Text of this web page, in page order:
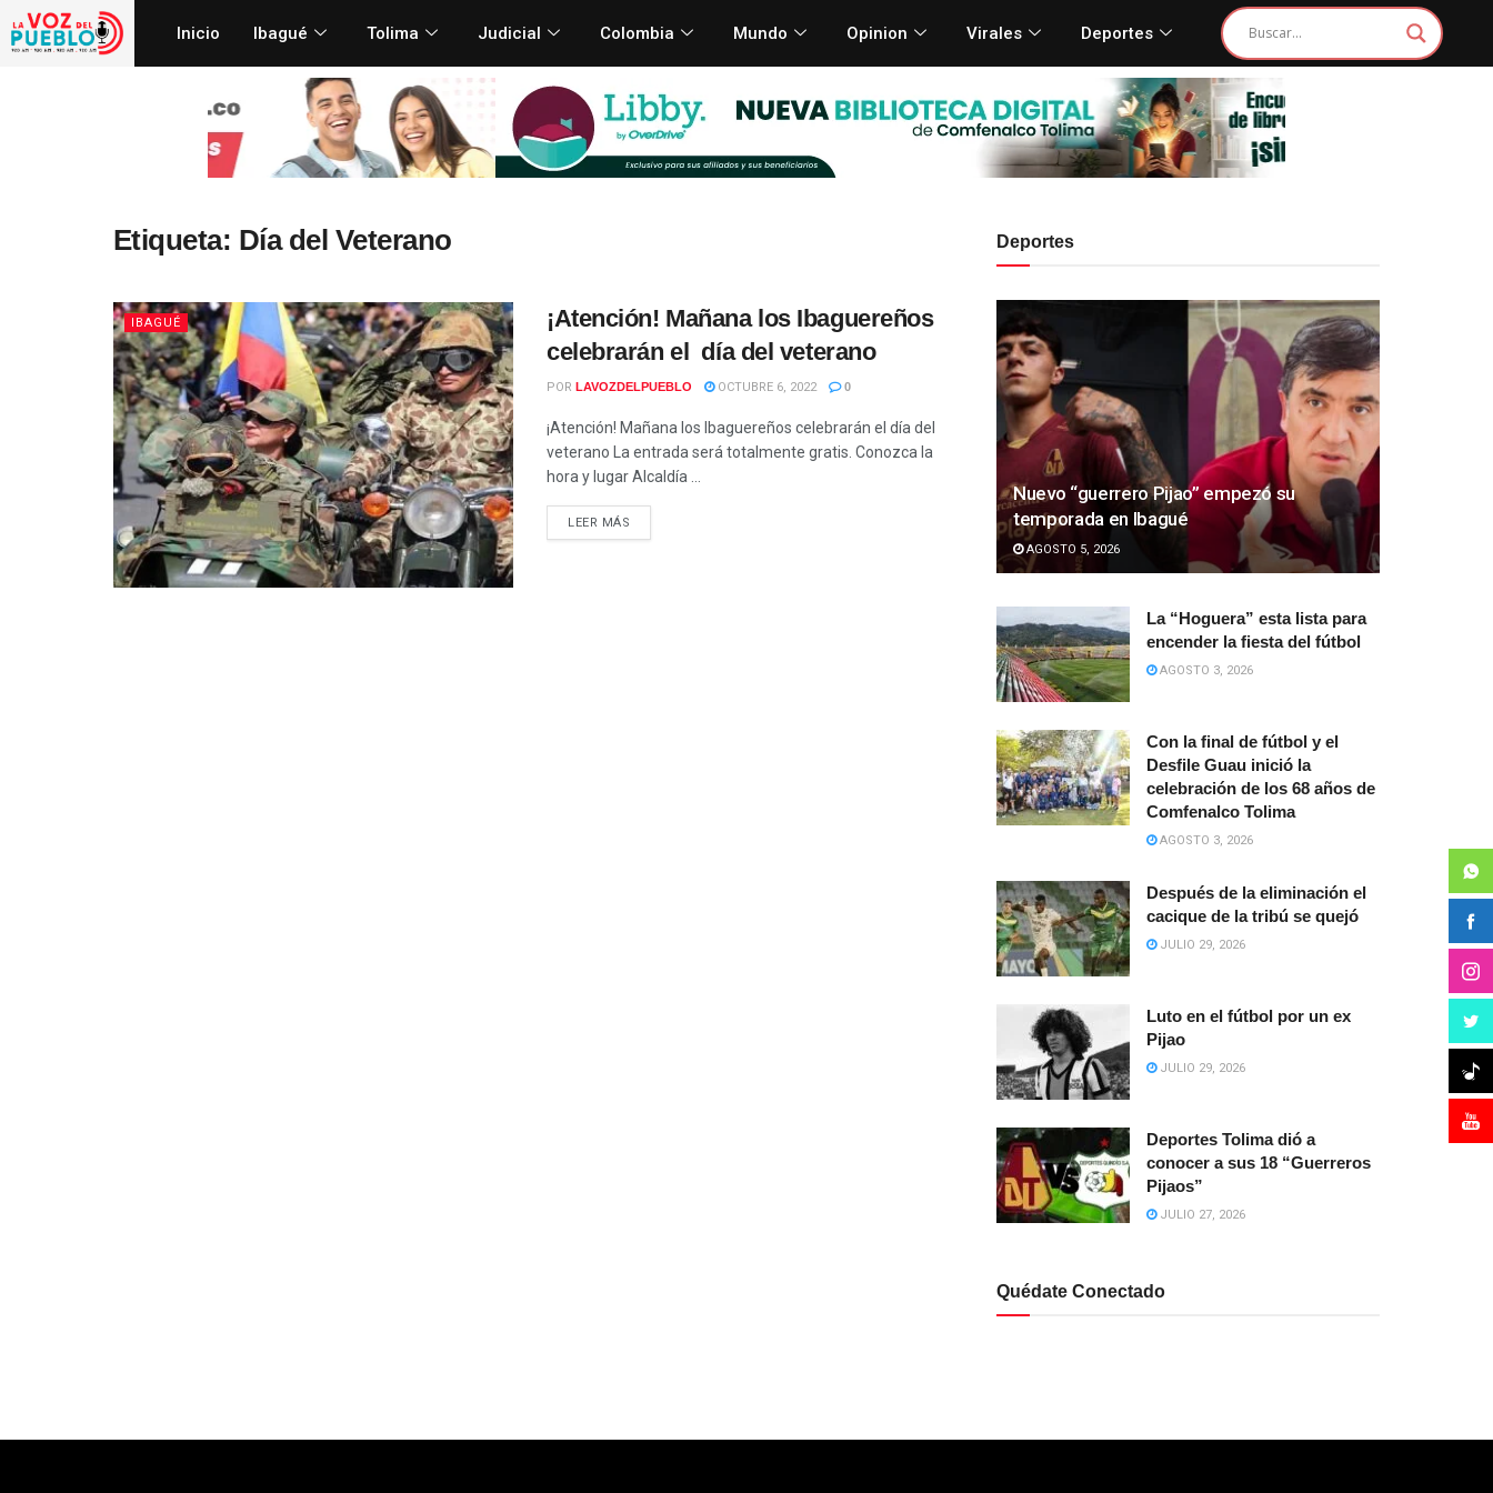
Inicio Ibagué Tolima Judicial Colombia Mundo Opinion Virales Deportes
Etiqueta: Día del Veterano
IBAGUÉ
¡Atención! Mañana los Ibaguereños
celebrarán el día del veterano
POR LAVOZDELPUEBLO OCTUBRE 6, 2022 0
¡Atención! Mañana los Ibaguereños celebrarán el día del
veterano La entrada será totalmente gratis. Conozca la
hora y lugar Alcaldía ...
LEER MÁS
Deportes
Nuevo “guerrero Pijao” empezó su
temporada en Ibagué
AGOSTO 5, 2026
La “Hoguera” esta lista para
encender la fiesta del fútbol
AGOSTO 3, 2026
Con la final de fútbol y el
Desfile Guau inició la
celebración de los 68 años de
Comfenalco Tolima
AGOSTO 3, 2026
Después de la eliminación el
cacique de la tribú se quejó
JULIO 29, 2026
Luto en el fútbol por un ex
Pijao
JULIO 29, 2026
Deportes Tolima dió a
conocer a sus 18 “Guerreros
Pijaos”
JULIO 27, 2026
Quédate Conectado